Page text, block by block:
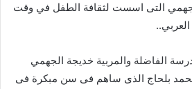
التى اسست لثقافة الطفل في وقت
الفاضلة والمربية خديجة الجهمي
محمد بلحاج الذى ساهم فى سن مبكرة فى